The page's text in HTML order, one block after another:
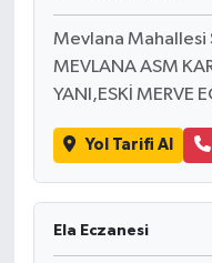
Mevlana Mahallesi
MEVLANA ASM
YANI,ESKİ MERVE
Yol Tarifi Al
Ela Eczanesi